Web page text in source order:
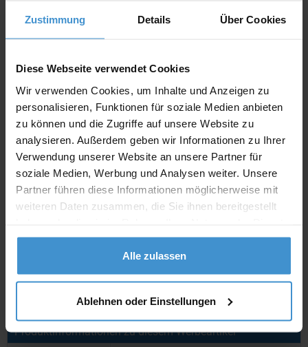
Zustimmung Details Über Cookies
Diese Webseite verwendet Cookies
Wir verwenden Cookies, um Inhalte und Anzeigen zu
personalisieren, Funktionen für soziale Medien anbieten
zu können und die Zugriffe auf unsere Website zu
analysieren. Außerdem geben wir Informationen zu Ihrer
Verwendung unserer Website an unsere Partner für
soziale Medien, Werbung und Analysen weiter. Unsere
Partner führen diese Informationen möglicherweise mit
weiteren Daten zusammen, die Sie ihnen bereitgestellt
gesammelt haben.
Alle zulassen
Ablehnen oder Einstellungen
Lieferzeiten
Artikel mit Werbeanbringung: ca. 10 Werktage
Muster mit Ihrer
Werbeanbringung zur Freigabe
der Produktion:
ca. 10 Werktage
ca. 3 - 5 Werktage
Produktinformationen zu diesem Werbeartikel